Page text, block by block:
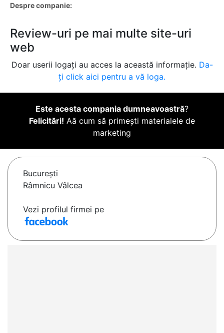
Despre companie:
Review-uri pe mai multe site-uri
web
Doar userii logați au acces la această informație. Da-
ți click aici pentru a vă loga.
Este acesta compania dumneavoastră?
Felicitări! Aă cum să primești materialele de
marketing
Bucureşti
Râmnicu Vâlcea
Vezi profilul firmei pe